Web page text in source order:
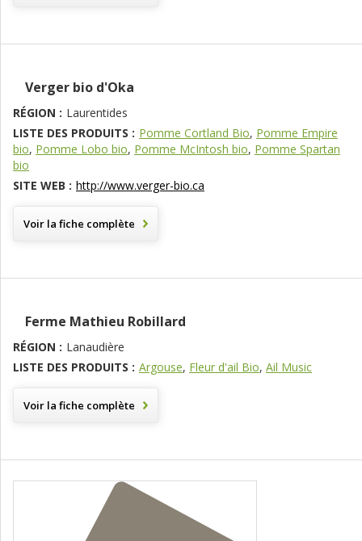
Verger bio d'Oka
RÉGION : Laurentides
LISTE DES PRODUITS : Pomme Cortland Bio, Pomme Empire
bio, Pomme Lobo bio, Pomme McIntosh bio, Pomme Spartan
bio
SITE WEB : http://www.verger-bio.ca
Voir la fiche complète
Ferme Mathieu Robillard
RÉGION : Lanaudière
LISTE DES PRODUITS : Argouse, Fleur d'ail Bio, Ail Music
Voir la fiche complète